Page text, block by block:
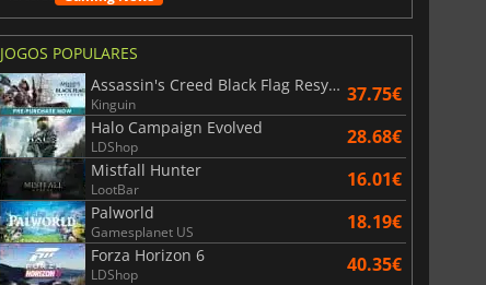
JOGOS POPULARES
Assassin's Creed Black Flag Resynced
Kinguin 37.75€
Halo Campaign Evolved
LDShop 28.68€
Mistfall Hunter
LootBar 16.01€
Palworld
Gamesplanet US 18.19€
Forza Horizon 6
LDShop 40.35€